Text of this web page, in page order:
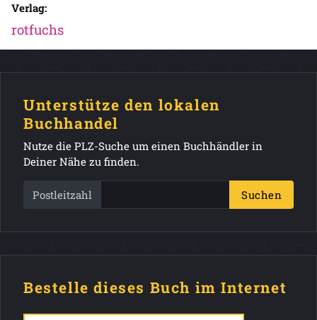
Verlag:
rotfuchs
Unterstütze den lokalen
Buchhandel
Nutze die PLZ-Suche um einen Buchhändler in
Deiner Nähe zu finden.
Postleitzahl Suchen
Bestelle dieses Buch im Internet